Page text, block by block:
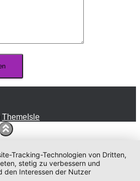
ThemeIsle
Tracking-Technologien von Dritten,
stetig zu verbessern und
den Interessen der Nutzer